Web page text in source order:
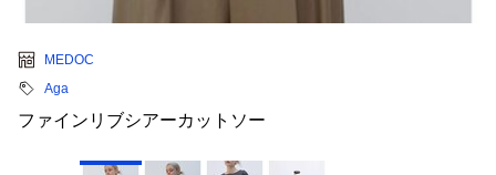
MEDOC
Aga
ファインリブシアーカットソー